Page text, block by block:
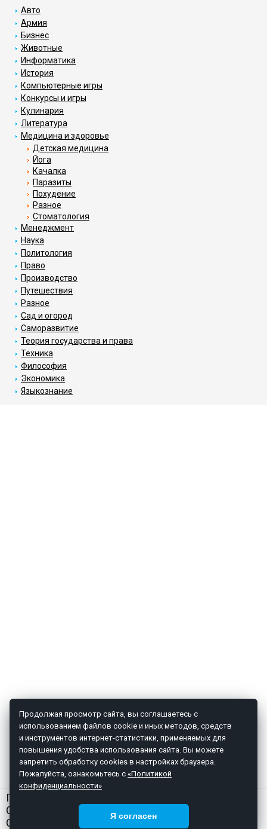
Авто
Армия
Бизнес
Животные
Информатика
История
Компьютерные игры
Конкурсы и игры
Кулинария
Литература
Медицина и здоровье
Детская медицина
Йога
Качалка
Паразиты
Похудение
Разное
Стоматология
Менеджмент
Наука
Политология
Право
Производство
Путешествия
Разное
Сад и огород
Саморазвитие
Теория государства и права
Техника
Философия
Экономика
Языкознание
ГЛАВНАЯ
О НАС
СТАТЬИ
Продолжая просмотр сайта, вы соглашаетесь с
использованием файлов cookie и иных методов, средств
и инструментов интернет-статистики, применяемых для
повышения удобства использования сайта. Вы можете
запретить обработку cookies в настройках браузера.
Пожалуйста, ознакомьтесь с «Политикой
конфиденциальности»
Я согласен